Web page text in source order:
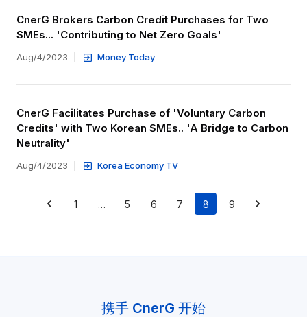
CnerG Brokers Carbon Credit Purchases for Two
SMEs... 'Contributing to Net Zero Goals'
Aug/4/2023 Money Today
CnerG Facilitates Purchase of 'Voluntary Carbon
Credits' with Two Korean SMEs.. 'A Bridge to Carbon
Neutrality'
Aug/4/2023 Korea Economy TV
1 … 5 6 7 8 9
携手 CnerG 开始